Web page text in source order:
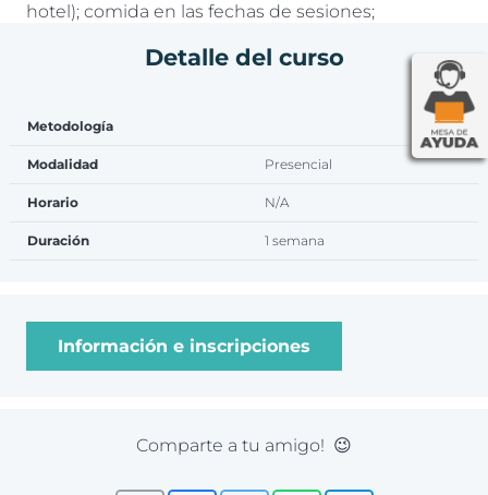
hotel); comida en las fechas de sesiones;
Detalle del curso
Metodología
Modalidad Presencial
Horario N/A
Duración 1 semana
Información e inscripciones
Comparte a tu amigo! 😉